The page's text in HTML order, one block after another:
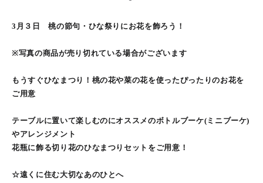
1
3月３日 桃の節句・ひな祭りにお花を飾ろう！
※写真の商品が売り切れている場合がございます
もうすぐひなまつり！桃の花や菜の花を使ったぴったりのお花を
ご用意
テーブルに置いて楽しむのにオススメのボトルブーケ(ミニブーケ)
やアレンジメント
花瓶に飾る切り花のひなまつりセットをご用意！
☆遠くに住む大切なあのひとへ